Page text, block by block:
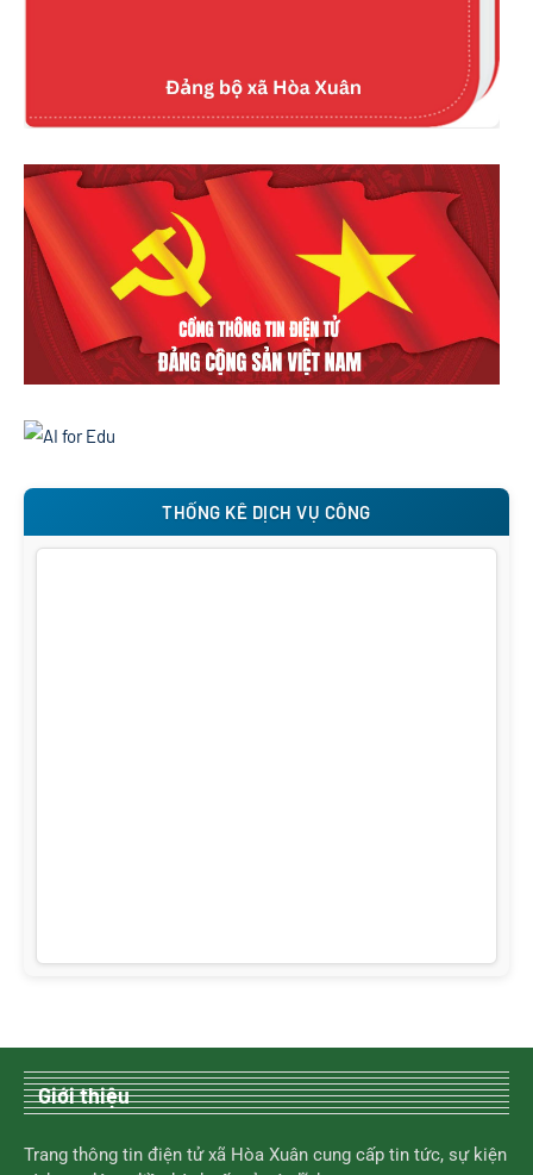
THỐNG KÊ DỊCH VỤ CÔNG
Giới thiệu
Trang thông tin điện tử xã Hòa Xuân cung cấp tin tức, sự kiện